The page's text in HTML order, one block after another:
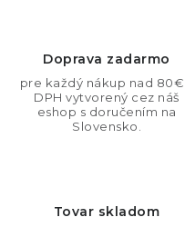
Doprava zadarmo
pre každý nákup nad 80€
DPH vytvorený cez náš
eshop s doručením na
Slovensko.
Tovar skladom